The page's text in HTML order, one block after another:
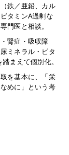
鉄／亜鉛、カル
タミンA過剰な
門医と相談。
腎症・吸収障
ミネラル・ビタ
まえて個別化。
を基本に、「栄
めに」という考